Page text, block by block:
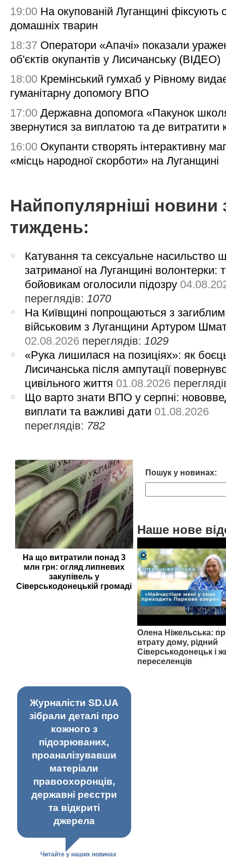
19:00 На окупованій Луганщині фіксують
домашніх тварин
18:37 Оператори «Апачі» показали
об'єктів окупантів у Лисичанську (ВІДЕО)
18:00 Кремінський гумхаб у Рівному
гуманітарну допомогу ВПО
17:00 Державна допомога «Пакунок
звернутися за виплатою та де витратити
16:00 Окупанти створять інтерактивну
«місць народної скорботи» на Луганщині
Найпопулярніші новини
тиждень:
Катування та сексуальне насильство
затриманої на Луганщині волонтерки:
бойовикам оголосили підозру
переглядів:1070
На Київщині попрощаються з загиблим
військовим з Луганщини Артуром
02.08.2026 переглядів:1029
«Рука лишилася на позиціях»: як
Лисичанська після ампутації
цивільного життя 01.08.2026
Що варто знати ВПО у серпні:
виплати та важливі дати 01.08.2026
переглядів: 782
На що витратили понад 3
млн грн: огляд липневих
закупівель у
Сіверськодонецькій громаді
Пошук у новинах:
Наше нове
Олена Ніжельська:
втрату дому, рідний
Сіверськодонецьк і
переселенців
Журналісти SD.UA
зібрали деталі про
кожного з
підозрюваних,
проаналізувавши
матеріали
правоохоронців,
державні реєстри
та відкриті
джерела
Читайте у наших новинах